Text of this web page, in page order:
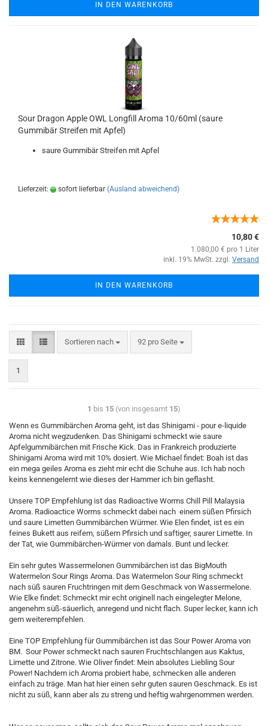
IN DEN WARENKORB
Sour Dragon Apple OWL Longfill Aroma 10/60ml (saure
Gummibär Streifen mit Apfel)
saure Gummibär Streifen mit Apfel
Lieferzeit: sofort lieferbar (Ausland abweichend)
10,80 €
1.080,00 € pro 1 Liter
inkl. 19% MwSt. zzgl. Versand
IN DEN WARENKORB
Sortieren nach 92 pro Seite
1
1 bis 15 (von insgesamt 15)
Wenn es Gummibärchen Aroma geht, ist das Shinigami - pour e-liquide
Aroma nicht wegzudenken. Das Shinigami schmeckt wie saure
Apfelgummibärchen mit Frische Kick. Das in Frankreich produzierte
Shinigami Aroma wird mit 10% dosiert. Wie Michael findet: Boah ist das
ein mega geiles Aroma es zieht mir echt die Schuhe aus. Ich hab noch
keins kennengelernt wie dieses der Hammer ich bin geflasht.
Unsere TOP Empfehlung ist das Radioactive Worms Chill Pill Malaysia
Aroma. Radioactice Worms schmeckt dabei nach einem süßen Pfirsich
und saure Limetten Gummibärchen Würmer. Wie Elen findet, ist es ein
feines Bukett aus reifem, süßem Pfirsich und saftiger, saurer Limette. In
der Tat, wie Gummibärchen-Würmer von damals. Bunt und lecker.
Ein sehr gutes Wassermelonen Gummibärchen ist das BigMouth
Watermelon Sour Rings Aroma. Das Watermelon Sour Ring schmeckt
nach süß sauren Fruchtringen mit dem Geschmack von Wassermelone.
Wie Elke findet: Schmeckt mir echt originell nach eingelegter Melone,
angenehm süß-säuerlich, anregend und nicht flach. Super lecker, kann ich
gern weiterempfehlen.
Eine TOP Empfehlung für Gummibärchen ist das Sour Power Aroma von
BM. Sour Power schmeckt nach sauren Fruchtschlangen aus Kaktus,
Limette und Zitrone. Wie Oliver findet: Mein absolutes Liebling Sour
Power! Nachdem ich Aroma probiert habe, schmecken alle anderen
einfach zu träge. Man hat hier einen sehr guten sauren Geschmack. Es ist
nicht zu süß, kann aber als zu streng und heftig wahrgenommen werden.